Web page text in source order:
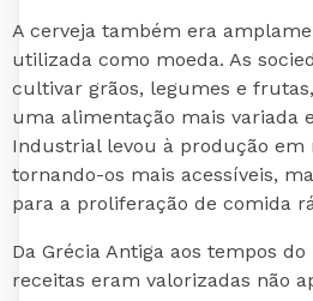
A cerveja também era
utilizada como moeda. As
cultivar grãos, legumes e
uma alimentação mais variada
Industrial levou à produção em
tornando-os mais acessíveis,
para a proliferação de comida
Da Grécia Antiga ​aos tempos
receitas eram valorizadas não